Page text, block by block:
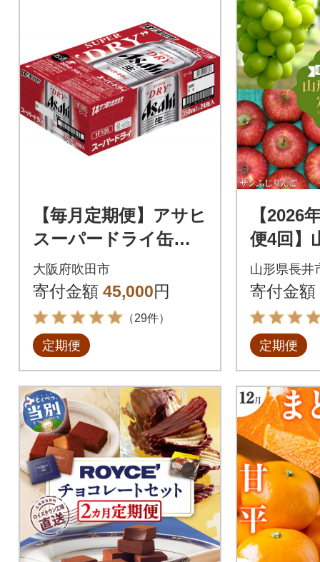
【毎月定期便】アサヒ
スーパードライ缶 3
50ml×24本 全3回
大阪府吹田市
寄付金額 45,000円
（29件）
定期便
【2026
便4回】
選(メロ
マスカ
42(R8)
山形県長井
寄付金額
定期便